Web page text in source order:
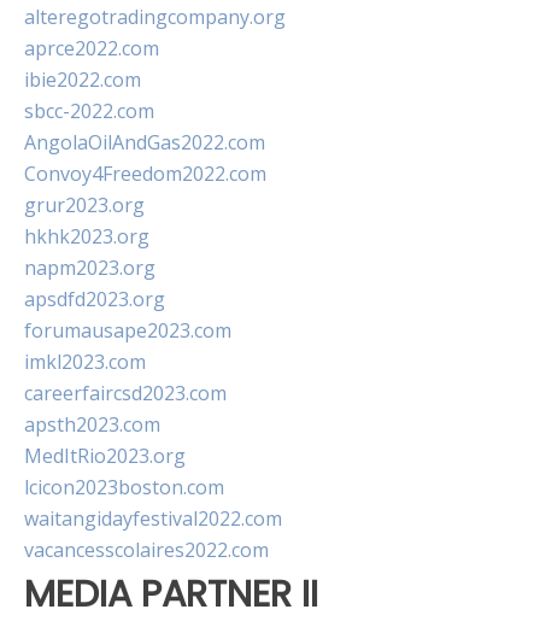
alteregotradingcompany.org
aprce2022.com
ibie2022.com
sbcc-2022.com
AngolaOilAndGas2022.com
Convoy4Freedom2022.com
grur2023.org
hkhk2023.org
napm2023.org
apsdfd2023.org
forumausape2023.com
imkl2023.com
careerfaircsd2023.com
apsth2023.com
MedItRio2023.org
lcicon2023boston.com
waitangidayfestival2022.com
vacancesscolaires2022.com
MEDIA PARTNER II